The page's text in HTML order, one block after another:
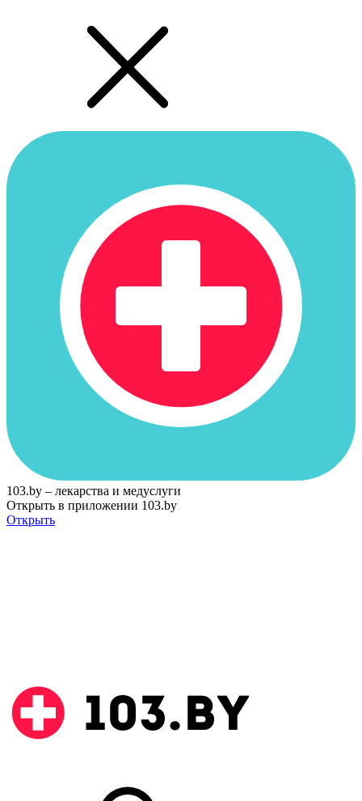
103.by – лекарства и медуслуги
Открыть в приложении 103.by
Открыть